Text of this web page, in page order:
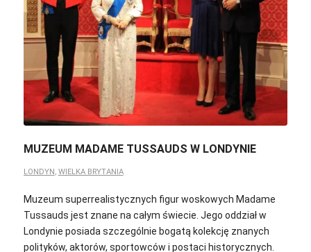
MUZEUM MADAME TUSSAUDS W LONDYNIE
LONDYN , WIELKA BRYTANIA
Muzeum superrealistycznych figur woskowych Madame
Tussauds jest znane na całym świecie. Jego oddział w
Londynie posiada szczególnie bogatą kolekcję znanych
polityków, aktorów, sportowców i postaci historycznych.